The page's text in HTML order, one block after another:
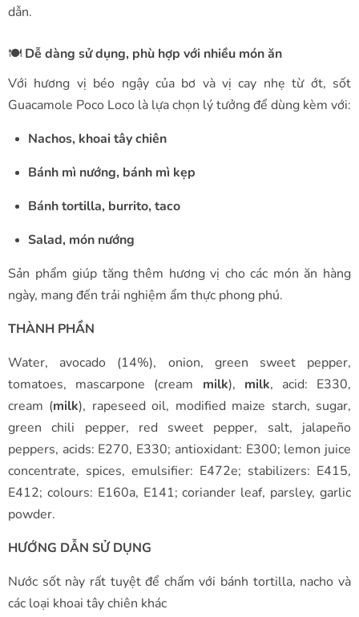
dẫn.
🍽️ Dễ dàng sử dụng, phù hợp với nhiều món ăn
Với hương vị béo ngậy của bơ và vị cay nhẹ từ ớt, sốt
Guacamole Poco Loco là lựa chọn lý tưởng để dùng kèm với:
Nachos, khoai tây chiên
Bánh mì nướng, bánh mì kẹp
Bánh tortilla, burrito, taco
Salad, món nướng
Sản phẩm giúp tăng thêm hương vị cho các món ăn hàng
ngày, mang đến trải nghiệm ẩm thực phong phú.
THÀNH PHẦN
Water, avocado (14%), onion, green sweet pepper,
tomatoes, mascarpone (cream milk), milk, acid: E330,
cream (milk), rapeseed oil, modified maize starch, sugar,
green chili pepper, red sweet pepper, salt, jalapeño
peppers, acids: E270, E330; antioxidant: E300; lemon juice
concentrate, spices, emulsifier: E472e; stabilizers: E415,
E412; colours: E160a, E141; coriander leaf, parsley, garlic
powder.
HƯỚNG DẪN SỬ DỤNG
Nước sốt này rất tuyệt để chấm với bánh tortilla, nacho và
các loại khoai tây chiên khác